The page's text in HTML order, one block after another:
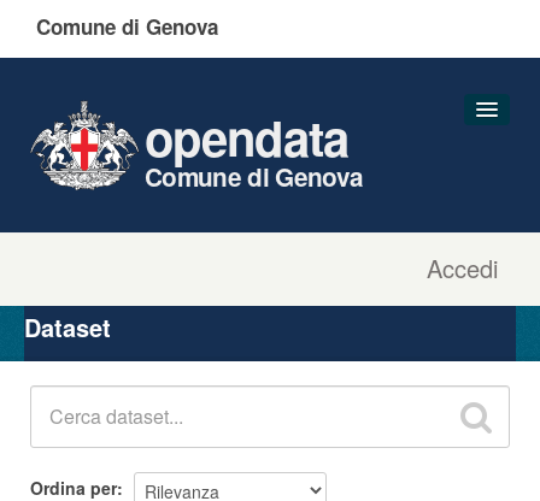
Comune di Genova
Accedi
opendata
Comune di Genova
Organizzazioni
Gruppi
Dataset
Ordina per